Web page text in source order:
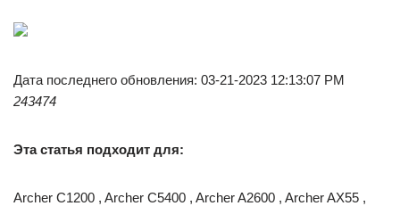
Дата последнего обновления: 03-21-2023 12:13:07 PM
243474
Эта статья подходит для:
Archer C1200 , Archer C5400 , Archer A2600 , Archer AX55 ,